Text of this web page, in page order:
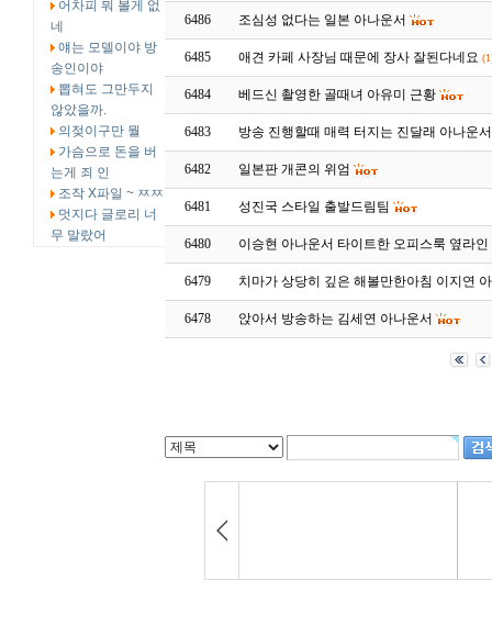
어차피 뭐 볼게 없
네
얘는 모델이야 방
송인이야
뽑혀도 그만두지
않았을까.
의젖이구만 뭘
가슴으로 돈을 버
는게 죄 인
조작 X파일 ~ ㅉㅉ
멋지다 글로리 너
무 말랐어
6486 조심성 없다는 일본 아나운서
6485 애견 카페 사장님 때문에 장사 잘된다네요
6484 베드신 촬영한 골때녀 아유미 근황
6483 방송 진행할때 매력 터지는 진달래 아나운서
6482 일본판 개콘의 위엄
6481 성진국 스타일 출발드림팀
6480 이승현 아나운서 타이트한 오피스룩 옆라인
6479 치마가 상당히 깊은 해볼만한아침 이지연
6478 앉아서 방송하는 김세연 아나운서